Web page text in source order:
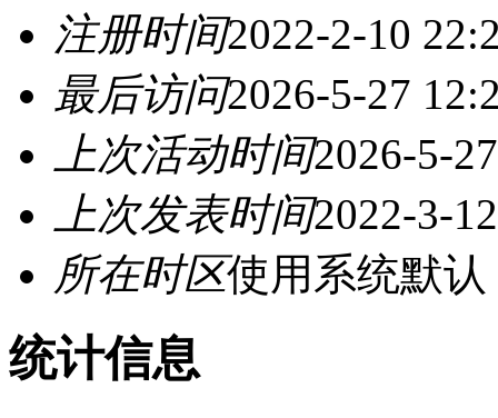
注册时间2022-2-10
最后访问2026-5-27
上次活动时间2026-5-
上次发表时间2022-3-
所在时区使用系统默认
统计信息